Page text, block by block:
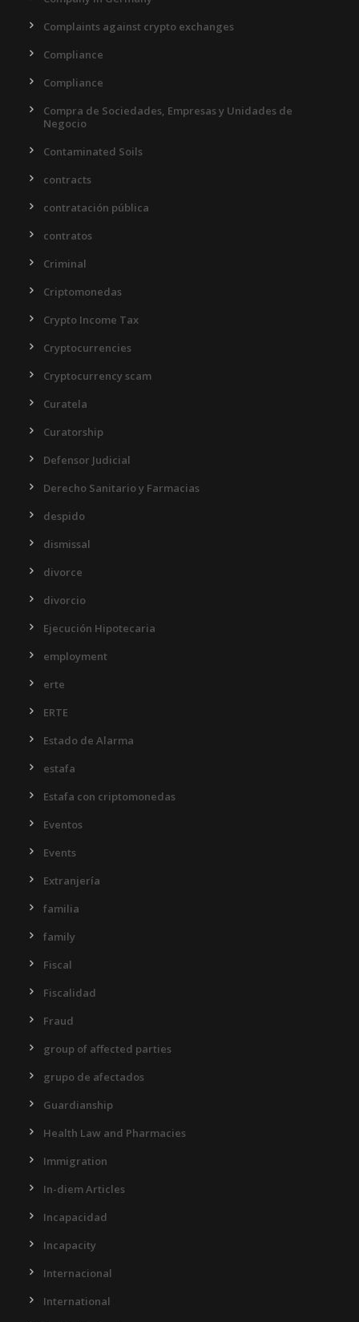
Complaints against crypto exchanges
Compliance
Compliance
Compra de Sociedades, Empresas y Unidades de
Negocio
Contaminated Soils
contracts
contratación pública
contratos
Criminal
Criptomonedas
Crypto Income Tax
Cryptocurrencies
Cryptocurrency scam
Curatela
Curatorship
Defensor Judicial
Derecho Sanitario y Farmacias
despido
dismissal
divorce
divorcio
Ejecución Hipotecaria
employment
erte
ERTE
Estado de Alarma
estafa
Estafa con criptomonedas
Eventos
Events
Extranjería
familia
family
Fiscal
Fiscalidad
Fraud
group of affected parties
grupo de afectados
Guardianship
Health Law and Pharmacies
Immigration
In-diem Articles
Incapacidad
Incapacity
Internacional
International